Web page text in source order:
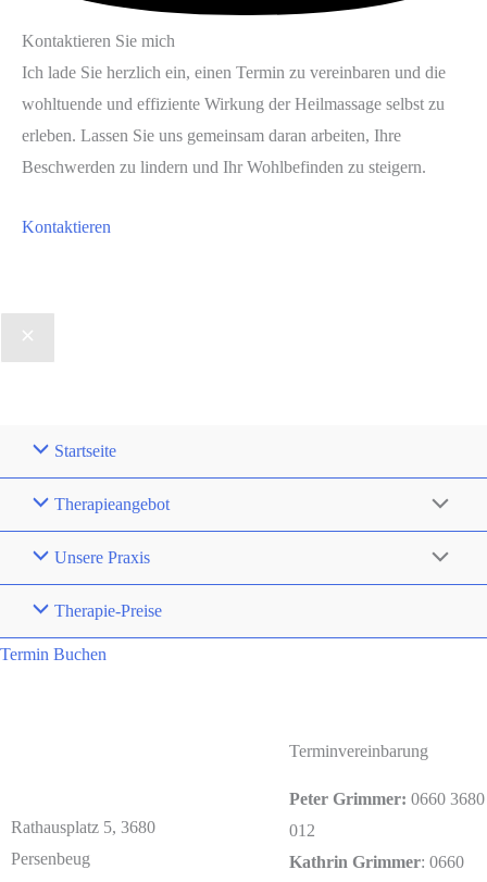
Kontaktieren Sie mich
Ich lade Sie herzlich ein, einen Termin zu vereinbaren und die
wohltuende und effiziente Wirkung der Heilmassage selbst zu
erleben. Lassen Sie uns gemeinsam daran arbeiten, Ihre
Beschwerden zu lindern und Ihr Wohlbefinden zu steigern.
Kontaktieren
Startseite
Therapieangebot
Unsere Praxis
Therapie-Preise
Termin Buchen
Rathausplatz 5, 3680
Persenbeug
Terminvereinbarung
Peter Grimmer: 0660 3680
012
Kathrin Grimmer: 0660